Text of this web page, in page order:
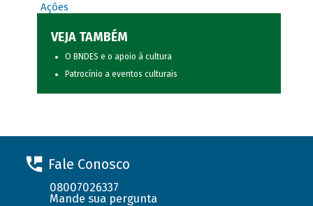
Ações
VEJA TAMBÉM
O BNDES e o apoio à cultura
Patrocínio a eventos culturais
Fale Conosco
08007026337
Mande sua pergunta